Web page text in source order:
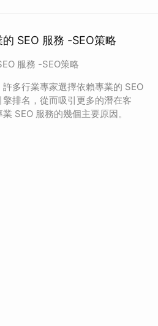
SEO 服務 -SEO策略
服務 -SEO策略
多行業專家選擇依賴專業的 SEO
排名，從而吸引更多的潛在客
SEO 服務的幾個主要原因。